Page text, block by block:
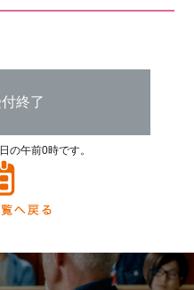
終了
の午前0時です。